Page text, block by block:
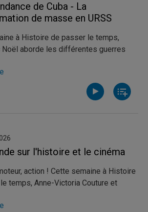
de Cuba - La
de masse en URSS
à Histoire de passer le temps,
Noël aborde les différentes guerres
traite du développement de la
de masse en URSS, un État qui a
fait pour la rejeter.
sur l'histoire et le cinéma
action ! Cette semaine à Histoire
temps, Anne-Victoria Couture et
cinéma. Marie-Joëlle Courtemanche,